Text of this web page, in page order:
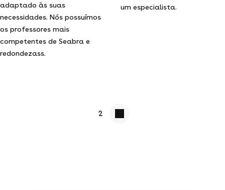
adaptado às suas
necessidades. Nós possuímos
os professores mais
competentes de Seabra e
redondezass.
um especialista.
2